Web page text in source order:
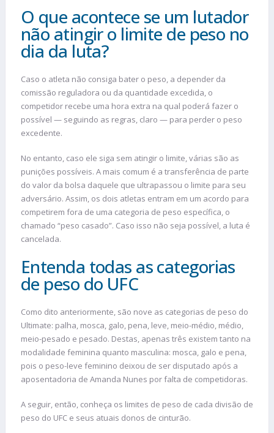
O que acontece se um lutador
não atingir o limite de peso no
dia da luta?
Caso o atleta não consiga bater o peso, a depender da
comissão reguladora ou da quantidade excedida, o
competidor recebe uma hora extra na qual poderá fazer o
possível — seguindo as regras, claro — para perder o peso
excedente.
No entanto, caso ele siga sem atingir o limite, várias são as
punições possíveis. A mais comum é a transferência de parte
do valor da bolsa daquele que ultrapassou o limite para seu
adversário. Assim, os dois atletas entram em um acordo para
competirem fora de uma categoria de peso específica, o
chamado “peso casado”. Caso isso não seja possível, a luta é
cancelada.
Entenda todas as categorias
de peso do UFC
Como dito anteriormente, são nove as categorias de peso do
Ultimate: palha, mosca, galo, pena, leve, meio-médio, médio,
meio-pesado e pesado. Destas, apenas três existem tanto na
modalidade feminina quanto masculina: mosca, galo e pena,
pois o peso-leve feminino deixou de ser disputado após a
aposentadoria de Amanda Nunes por falta de competidoras.
A seguir, então, conheça os limites de peso de cada divisão de
peso do UFC e seus atuais donos de cinturão.